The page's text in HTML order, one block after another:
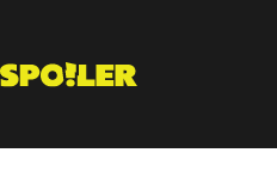
contenido